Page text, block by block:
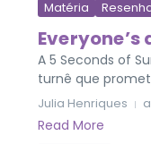
Matéria
A 5 Seconds of
turnê que
Julia Henriques
Read More